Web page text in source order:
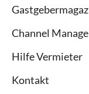
Channel
Hilfe Vermieter
Kontakt